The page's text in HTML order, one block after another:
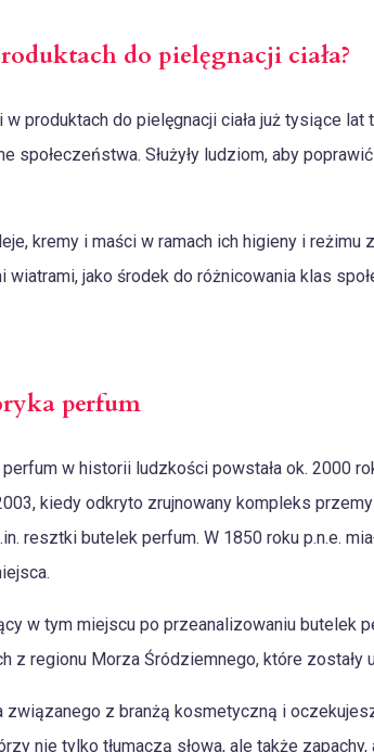
do pielęgnacji ciała?
produktach do pielęgnacji ciała już tysiące
Służyły ludziom, aby
kremy i maści w ramach ich higieny i reżimu
jako środek do różnicowania klas
perfum
w historii ludzkości powstała ok. 2000
kiedy odkryto zrujnowany kompleks
resztki butelek perfum. W 1850 roku p.n.e.
w tym miejscu po przeanalizowaniu butelek
z regionu Morza Śródziemnego, które zostały
z branżą kosmetyczną i
nie tylko tłumaczą słowa, ale także